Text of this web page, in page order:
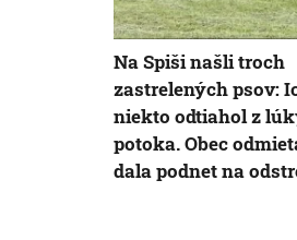
Na Spiši našli troch
zastrelených psov:
niekto odtiahol z
potoka. Obec
dala podnet na